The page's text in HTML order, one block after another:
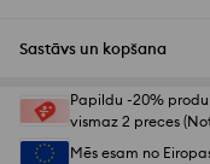
Sastāvs un kopšana
Papildu -20%
vismaz 2 preces
Mēs esam no